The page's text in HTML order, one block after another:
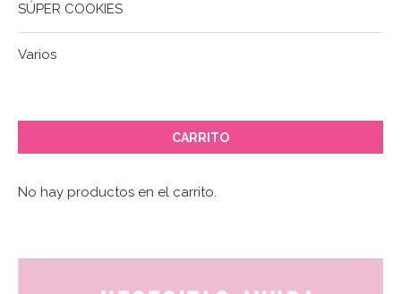
SÚPER COOKIES
Varios
CARRITO
No hay productos en el carrito.